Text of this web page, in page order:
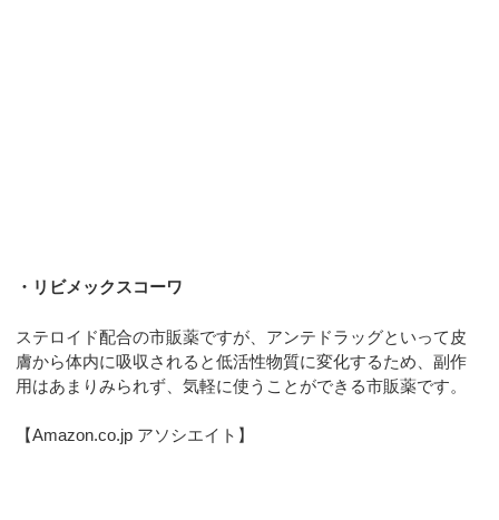
・リビメックスコーワ
ステロイド配合の市販薬ですが、アンテドラッグといって皮
膚から体内に吸収されると低活性物質に変化するため、副作
用はあまりみられず、気軽に使うことができる市販薬です。
【Amazon.co.jp アソシエイト】